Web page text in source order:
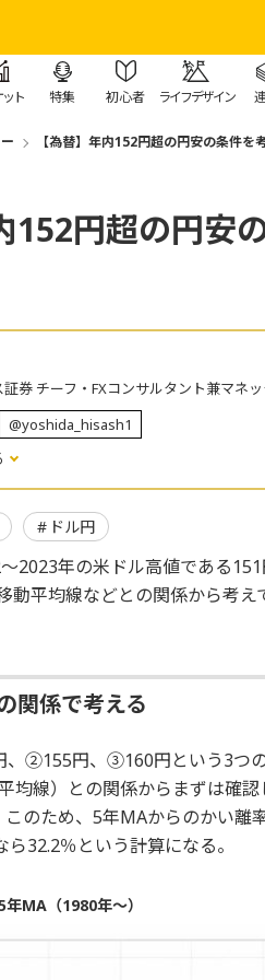
ト 特集 初心者 ライフデザイン
【為替】年内152円超の円安の条件を
152円超の円安
券 チーフ・FXコンサルタント兼マネ
@yoshida_hisash1
ドル円
2023年の米ドル高値である
動平均線などとの関係から考え
関係で考える
②155円、③160円という3つ
均線）との関係からまずは確
このため、5年MAからのかい
32.2％という計算になる。
年MA（1980年～）